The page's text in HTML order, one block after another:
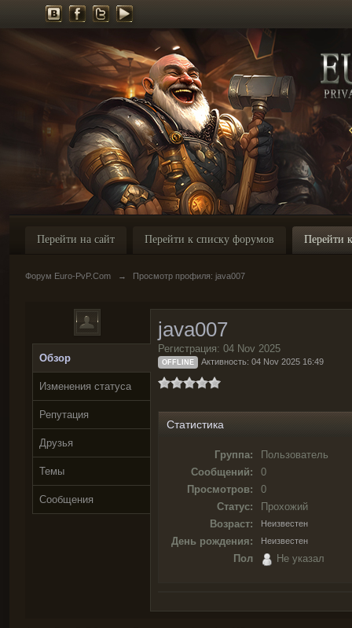
Перейти на сайт Перейти к списку форумов Перейти
Форум Euro-PvP.Com → Просмотр профиля: java007
Обзор
Изменения статуса
Репутация
Друзья
Темы
Сообщения
java007
Регистрация: 04 Nov 2025
OFFLINE Активность: 04 Nov 2025 16:49
Статистика
Группа:
Пользователь
Сообщений:
0
Просмотров:
0
Статус:
Прохожий
Возраст:
Неизвестен
День рождения: Неизвестен
Пол Не указал